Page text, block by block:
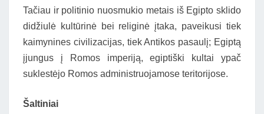
Tačiau ir politinio nuosmukio metais iš Egipto sklido
didžiulė kultūrinė bei religinė įtaka, paveikusi tiek
kaimynines civilizacijas, tiek Antikos pasaulį; Egiptą
įjungus į Romos imperiją, egiptiški kultai ypač
suklestėjo Romos administruojamose teritorijose.
Šaltiniai